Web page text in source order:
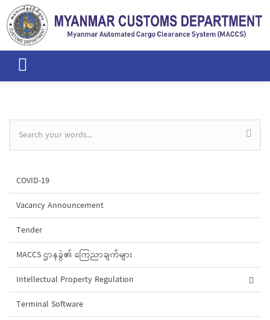
Skip to main content
Search form
COVID-19
Vacancy Announcement
Tender
MACCS ဌာနခွဲ၏ ကြေညာချက်များ
Intellectual Property Regulation
Terminal Software